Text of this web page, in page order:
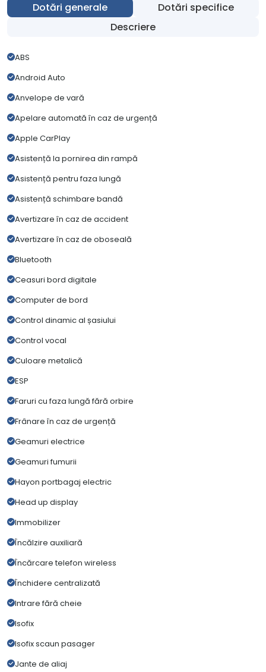
Dotări generale
Dotări specifice
Descriere
ABS
Android Auto
Anvelope de vară
Apelare automată în caz de urgență
Apple CarPlay
Asistență la pornirea din rampă
Asistență pentru faza lungă
Asistență schimbare bandă
Avertizare în caz de accident
Avertizare în caz de oboseală
Bluetooth
Ceasuri bord digitale
Computer de bord
Control dinamic al șasiului
Control vocal
Culoare metalică
ESP
Faruri cu faza lungă fără orbire
Frânare în caz de urgență
Geamuri electrice
Geamuri fumurii
Hayon portbagaj electric
Head up display
Immobilizer
Încălzire auxiliară
Încărcare telefon wireless
Închidere centralizată
Intrare fără cheie
Isofix
Isofix scaun pasager
Jante de aliaj